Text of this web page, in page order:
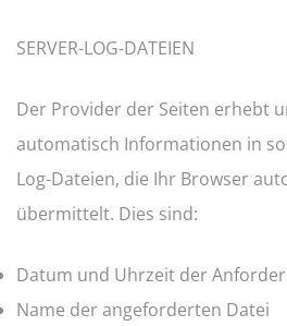
SERVER-LOG-DATEIEN
Der Provider der Seiten erhebt
automatisch Informationen in
Log-Dateien, die Ihr Browser
übermittelt. Dies sind:
Datum und Uhrzeit der
Name der angeforderten Datei